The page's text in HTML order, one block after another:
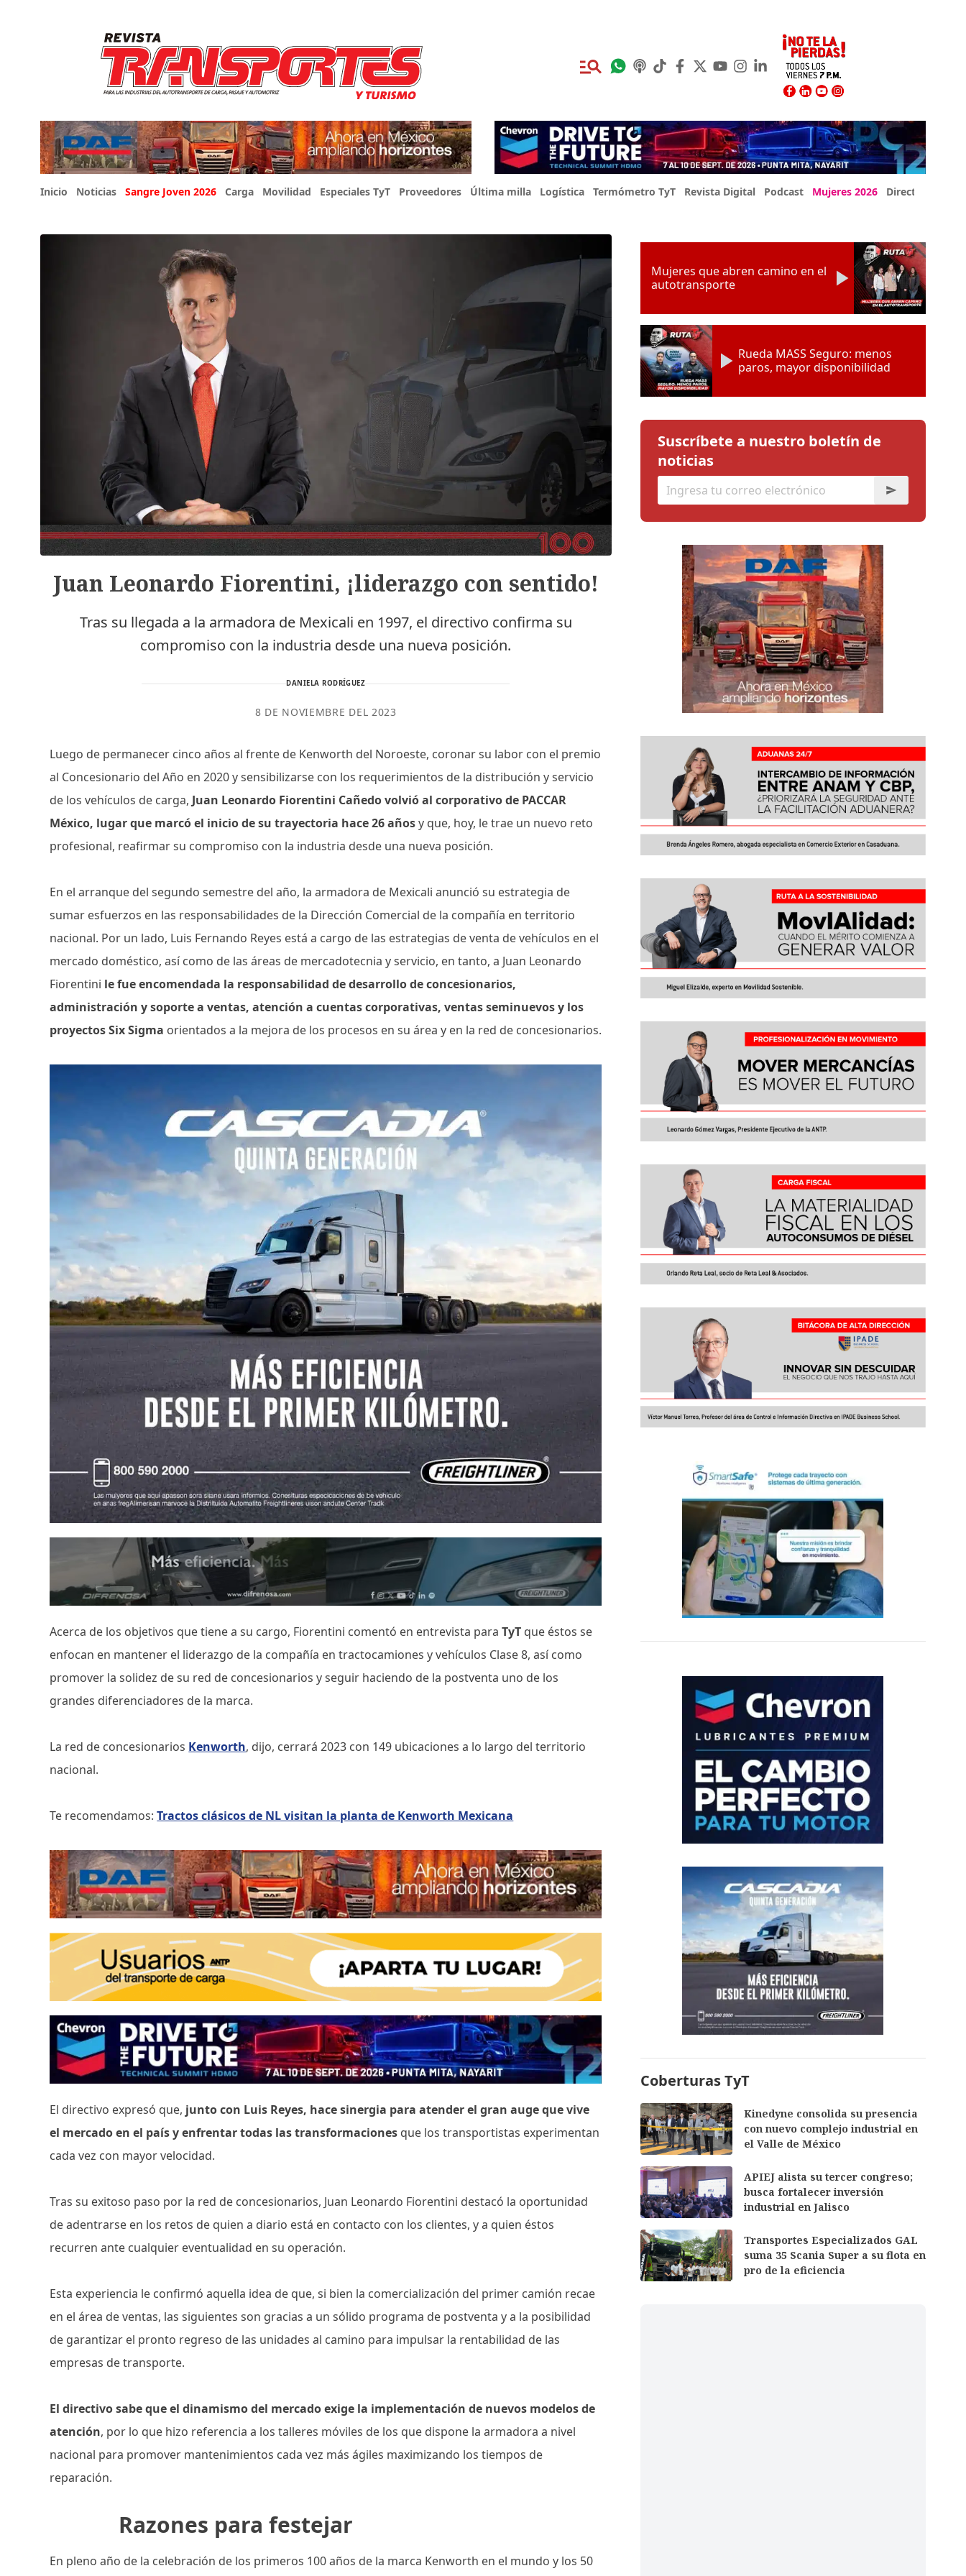
Inicio Noticias Sangre Joven 2026 Carga Movilidad Especiales TyT Proveedores Última milla Logística Termómetro TyT Revista Digital Podcast Mujeres 2026 Directorio Expo
Juan Leonardo Fiorentini, ¡liderazgo con sentido!
Tras su llegada a la armadora de Mexicali en 1997, el directivo confirma su
compromiso con la industria desde una nueva posición.
DANIELA RODRÍGUEZ
8 DE NOVIEMBRE DEL 2023
Luego de permanecer cinco años al frente de Kenworth del Noroeste, coronar su labor con el premio
al Concesionario del Año en 2020 y sensibilizarse con los requerimientos de la distribución y servicio
de los vehículos de carga, Juan Leonardo Fiorentini Cañedo volvió al corporativo de PACCAR
México, lugar que marcó el inicio de su trayectoria hace 26 añosy que, hoy, le trae un nuevo reto
profesional, reafirmar su compromiso con la industria desde una nueva posición.
En el arranque del segundo semestre del año, la armadora de Mexicali anunció su estrategia de
sumar esfuerzos en las responsabilidades de la Dirección Comercial de la compañía en territorio
nacional. Por un lado, Luis Fernando Reyes está a cargo de las estrategias de venta de vehículos en el
mercado doméstico, así como de las áreas de mercadotecnia y servicio, en tanto, a Juan Leonardo
Fiorentini le fue encomendada la responsabilidad de desarrollo de concesionarios,
administración y soporte a ventas, atención a cuentas corporativas, ventas seminuevos y los
proyectos Six Sigma orientados a la mejora de los procesos en su área y en la red de concesionarios.
Acerca de los objetivos que tiene a su cargo, Fiorentini comentó en entrevista paraTyT que éstos se
enfocan en mantener el liderazgo de la compañía en tractocamiones y vehículos Clase 8, así como
promover la solidez de su red de concesionarios y seguir haciendo de la postventa uno de los
grandes diferenciadores de la marca.
La red de concesionarios Kenworth, dijo, cerrará 2023 con 149 ubicaciones a lo largo del territorio
nacional.
Te recomendamos:Tractos clásicos de NL visitan la planta de Kenworth Mexicana
El directivo expresó que, junto con Luis Reyes, hace sinergia para atender el gran auge que vive
el mercado en el país y enfrentar todas las transformaciones que los transportistas experimentan
cada vez con mayor velocidad.
Tras su exitoso paso por la red de concesionarios, Juan Leonardo Fiorentini destacó la oportunidad
de adentrarse en los retos de quien a diario está en contacto con los clientes, y a quien éstos
recurren ante cualquier eventualidad en su operación.
Esta experiencia le confirmó aquella idea de que, si bien la comercialización del primer camión recae
en el área de ventas, las siguientes son gracias a un sólido programa de postventa y a la posibilidad
de garantizar el pronto regreso de las unidades al camino para impulsar la rentabilidad de las
empresas de transporte.
El directivo sabe que el dinamismo del mercado exige la implementación de nuevos modelos de
atención, por lo que hizo referencia a los talleres móviles de los que dispone la armadora a nivel
nacional para promover mantenimientos cada vez más ágiles maximizando los tiempos de
reparación.
Razones para festejar
En pleno año de la celebración de los primeros 100 años de la marca Kenworth en el mundo y los 50
Mujeres que abren camino en el
autotransporte
Rueda MASS Seguro: menos
paros, mayor disponibilidad
Suscríbete a nuestro boletín de
noticias
Coberturas TyT
Kinedyne consolida su presencia
con nuevo complejo industrial en
el Valle de México
APIEJ alista su tercer congreso;
busca fortalecer inversión
industrial en Jalisco
Transportes Especializados GAL
suma 35 Scania Super a su flota en
pro de la eficiencia